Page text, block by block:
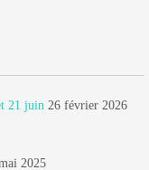
21 juin 26 février 2026
2025